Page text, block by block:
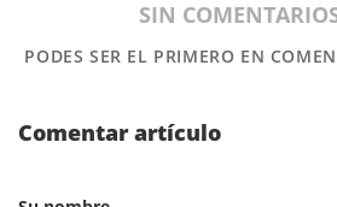
SIN
PODES SER EL PRIMERO EN
Comentar artículo